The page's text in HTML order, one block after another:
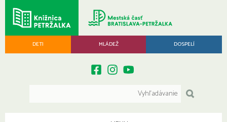
DETI MLÁDEŽ DOSPELÍ